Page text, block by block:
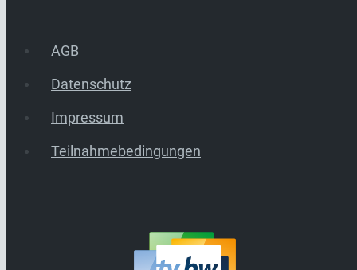
AGB
Datenschutz
Impressum
Teilnahmebedingungen